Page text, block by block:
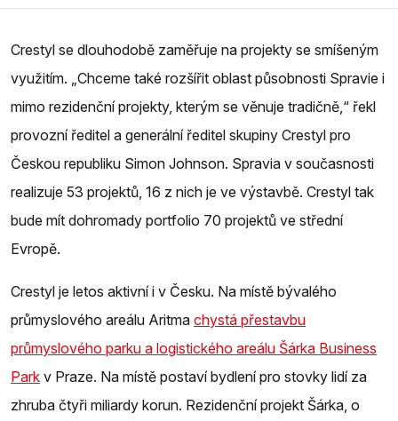
Crestyl se dlouhodobě zaměřuje na projekty se smíšeným
využitím. „Chceme také rozšířit oblast působnosti Spravie i
mimo rezidenční projekty, kterým se věnuje tradičně,“ řekl
provozní ředitel a generální ředitel skupiny Crestyl pro
Českou republiku Simon Johnson. Spravia v současnosti
realizuje 53 projektů, 16 z nich je ve výstavbě. Crestyl tak
bude mít dohromady portfolio 70 projektů ve střední
Evropě.
Crestyl je letos aktivní i v Česku. Na místě bývalého
průmyslového areálu Aritma chystá přestavbu
průmyslového parku a logistického areálu Šárka Business
Park v Praze. Na místě postaví bydlení pro stovky lidí za
zhruba čtyři miliardy korun. Rezidenční projekt Šárka, o